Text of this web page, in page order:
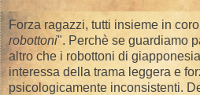
Forza ragazzi, tutti insieme in
robottoni". Perchè se guardiamo
altro che i robottoni di
interessa della trama leggera e
psicologicamente inconsistenti.